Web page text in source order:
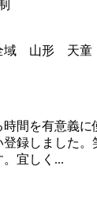
域 山形 天
間を有意義に
録しました。
宜しく...